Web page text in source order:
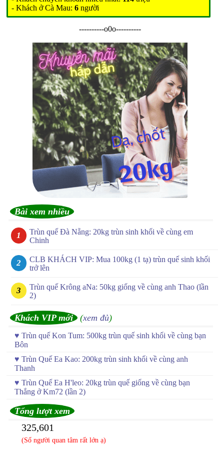
- Khách ở Cà Mau:6 người
----------o0o----------
Bài xem nhiều
Trùn quế Đà Nẵng: 20kg trùn sinh khối về cùng em
Chinh
CLB KHÁCH VIP: Mua 100kg (1 tạ) trùn quế sinh khối
trở lên
Trùn quế Krông aNa: 50kg giống về cùng anh Thao (lần
2)
Khách VIP mới (xem đủ)
♥ Trùn quế Kon Tum: 500kg trùn quế sinh khối về cùng bạn
Bôn
♥ Trùn Quế Ea Kao: 200kg trùn sinh khối về cùng anh
Thanh
♥ Trùn Quế Ea H'leo: 20kg trùn quế giống về cùng bạn
Thắng ở Km72 (lần 2)
Tổng lượt xem
325,601
(Số người quan tâm rất lớn ạ)